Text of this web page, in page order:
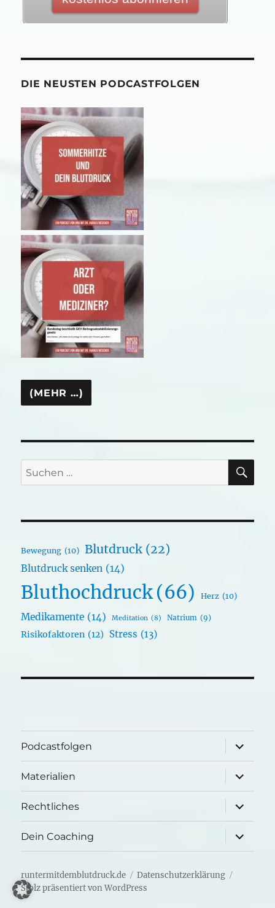
DIE NEUSTEN PODCASTFOLGEN
Suchen
nach:
Bewegung (10) Blutdruck (22)
Blutdruck senken (14)
Bluthochdruck(66) Herz (10)
Medikamente (14) Meditation (8) Natrium (9)
Risikofaktoren (12) Stress (13)
Podcastfolgen
öffnen
Materialien
öffnen
Rechtliches
öffnen
Dein Coaching
öffnen
runtermitdemblutdruck.de
Datenschutzerklärung
Stolz präsentiert von WordPress